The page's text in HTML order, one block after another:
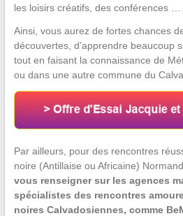
les loisirs créatifs, des conférences …
Ainsi, vous aurez de fortes chances
découvertes, d’apprendre beaucoup
tout en faisant la connaissance de
ou dans une autre commune du
Par ailleurs, pour des rencontres
noire (Antillaise ou Africaine)
vous renseigner sur les agences
spécialistes des rencontres
noires Calvadosiennes, comme